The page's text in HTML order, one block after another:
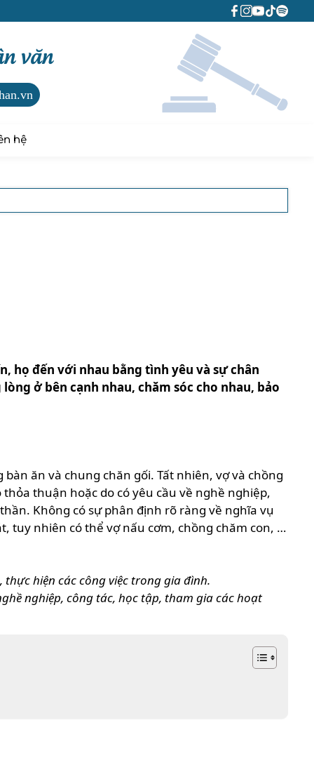
văn
hệ
họ đến với nhau bằng tình yêu và sự chân
ở bên cạnh nhau, chăm sóc cho nhau, bảo
ăn và chung chăn gối. Tất nhiên, vợ và chồng
thuận hoặc do có yêu cầu về nghề nghiệp,
Không có sự phân định rõ ràng về nghĩa vụ
tuy nhiên có thể vợ nấu cơm, chồng chăm con, …
hiện các công việc trong gia đình.
nghiệp, công tác, học tập, tham gia các hoạt